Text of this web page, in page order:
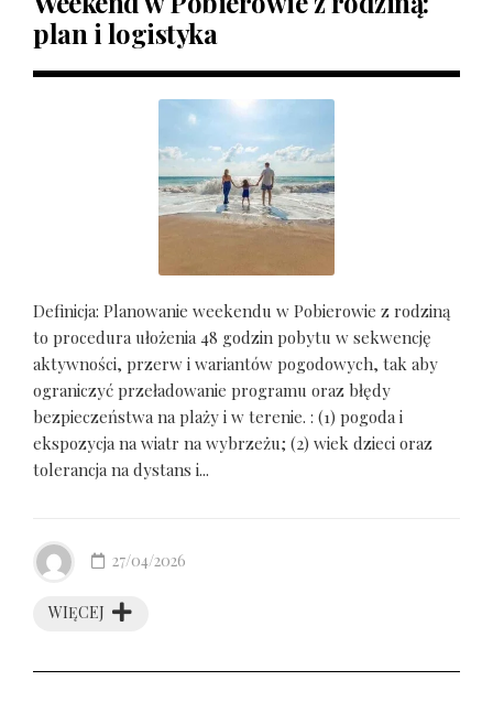
plan i logistyka
Definicja: Planowanie weekendu w Pobierowie z rodziną
to procedura ułożenia 48 godzin pobytu w sekwencję
aktywności, przerw i wariantów pogodowych, tak aby
ograniczyć przeładowanie programu oraz błędy
bezpieczeństwa na plaży i w terenie. : (1) pogoda i
ekspozycja na wiatr na wybrzeżu; (2) wiek dzieci oraz
tolerancja na dystans i...
WIĘCEJ
27/04/2026